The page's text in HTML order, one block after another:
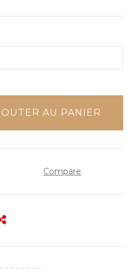
AU PANIER
Compare